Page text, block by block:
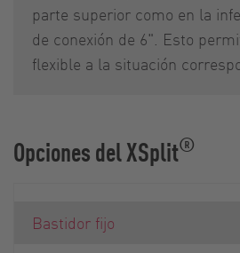
parte superior como en la
de conexión de 6". Esto
flexible a la situación
Opciones del XSplit®
Bastidor fijo